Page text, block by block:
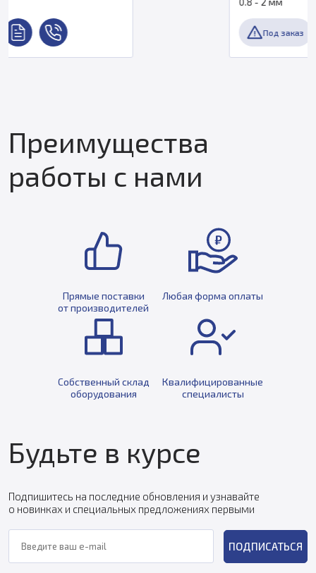
Преимущества
работы с нами
Прямые поставки
от производителей
Любая форма оплаты
Собственный склад
оборудования
Квалифицированные
специалисты
Будьте в курсе
Подпишитесь на последние обновления и узнавайте
о новинках и специальных предложениях первыми
ПОДПИСАТЬСЯ